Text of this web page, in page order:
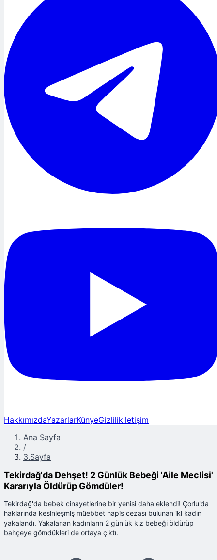
HakkımızdaYazarlarKünyeGizlilikİletişim
Ana Sayfa
/
3.Sayfa
Tekirdağ'da Dehşet! 2 Günlük Bebeği 'Aile Meclisi'
Kararıyla Öldürüp Gömdüler!
Tekirdağ'da bebek cinayetlerine bir yenisi daha eklendi! Çorlu'da
haklarında kesinleşmiş müebbet hapis cezası bulunan iki kadın
yakalandı. Yakalanan kadınların 2 günlük kız bebeği öldürüp
bahçeye gömdükleri de ortaya çıktı.